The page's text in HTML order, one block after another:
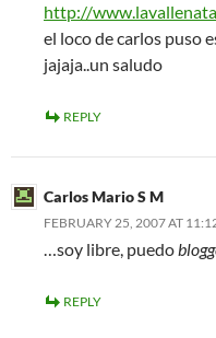
http://
el loco de carlos puso
jajaja..un saludo
REPLY
Carlos Mario S M
FEBRUARY 25, 2007 AT
…soy libre, puedo
REPLY